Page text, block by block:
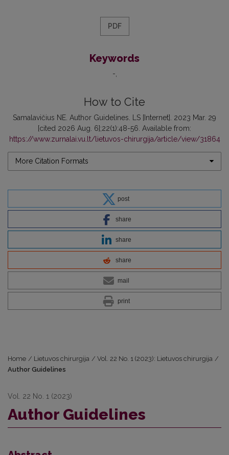
PDF
Keywords
-
How to Cite
Samalavičius NE. Author Guidelines. LS [Internet]. 2023 Mar. 29
[cited 2026 Aug. 6];22(1):48-56. Available from:
https://www.zurnalai.vu.lt/lietuvos-chirurgija/article/view/31864
More Citation Formats
post
share
share
share
mail
print
Home / Lietuvos chirurgija / Vol. 22 No. 1 (2023): Lietuvos chirurgija /
Author Guidelines
Vol. 22 No. 1 (2023)
Author Guidelines